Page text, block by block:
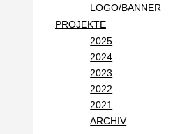
LOGO/BANNER
PROJEKTE
2025
2024
2023
2022
2021
ARCHIV